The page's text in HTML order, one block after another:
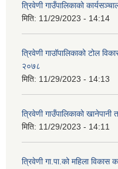
त्रिवेणी गाउँपालिकाको
मिति: 11/29/2023 - 14:14
त्रिवेणी गाउॉपालिकाको टोल
२०७८
मिति: 11/29/2023 - 14:13
त्रिवेणी गाउँपालिकाको
मिति: 11/29/2023 - 14:11
त्रिवेणी गा.पा.को महिला विकास